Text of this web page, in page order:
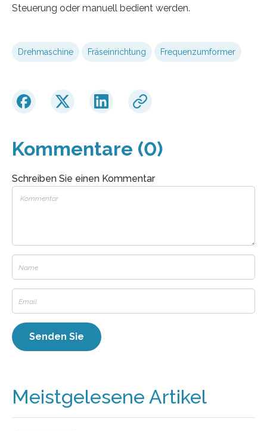
Steuerung oder manuell bedient werden.
Drehmaschine Fräseinrichtung Frequenzumformer
Kommentare (0)
Schreiben Sie einen Kommentar
Meistgelesene Artikel